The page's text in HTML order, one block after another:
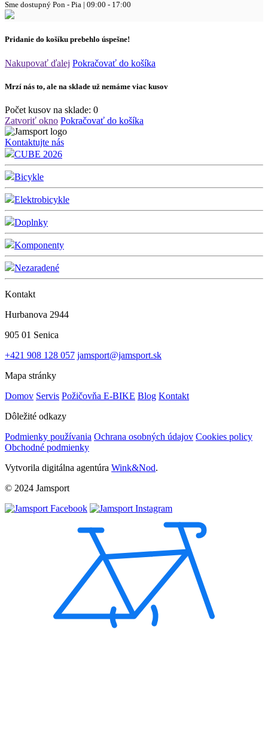
Sme dostupný Pon - Pia | 09:00 - 17:00
Pridanie do košíku prebehlo úspešne!
Nakupovať ďalej Pokračovať do košíka
Mrzí nás to, ale na sklade už nemáme viac kusov
Počet kusov na sklade: 0
Zatvoriť okno Pokračovať do košíka
Kontaktujte nás
CUBE 2026
Bicykle
Elektrobicykle
Doplnky
Komponenty
Nezaradené
Kontakt
Hurbanova 2944
905 01 Senica
+421 908 128 057 jamsport@jamsport.sk
Mapa stránky
Domov Servis Požičovňa E-BIKE Blog Kontakt
Dôležité odkazy
Podmienky používania Ochrana osobných údajov Cookies policy
Obchodné podmienky
Vytvorila digitálna agentúra Wink&Nod.
© 2024 Jamsport